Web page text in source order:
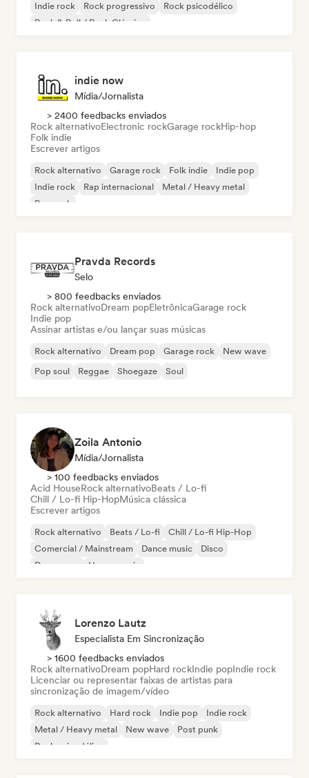
Indie rock
Rock progressivo
Rock psicodélico
Rock & Roll / Rock Clássico
indie now
Mídia/Jornalista
> 2400 feedbacks enviados
Rock alternativoElectronic rockGarage rockHip-hop
Folk indie
Escrever artigos
Rock alternativo Garage rock Folk indie
Indie pop
Indie rock
Rap internacional
Metal / Heavy metal
Pop rock
Pravda Records
Selo
> 800 feedbacks enviados
Rock alternativoDream popEletrônicaGarage rock
Indie pop
Assinar artistas e/ou lançar suas músicas
Rock alternativo Dream pop Garage rock
New wave
Pop soul
Reggae Shoegaze Soul
Zoila Antonio
Mídia/Jornalista
> 100 feedbacks enviados
Acid HouseRock alternativoBeats / Lo-fi
Chill / Lo-fi Hip-HopMúsica clássica
Escrever artigos
Rock alternativo Beats / Lo-fi
Chill / Lo-fi Hip-Hop
Comercial / Mainstream
Dance music
Disco
Dream pop
House music
Lorenzo Lautz
Especialista Em Sincronização
> 1600 feedbacks enviados
Rock alternativoDream popHard rockIndie popIndie rock
Licenciar ou representar faixas de artistas para
sincronização de imagem/vídeo
Rock alternativo Hard rock Indie pop
Indie rock
Metal / Heavy metal
New wave
Post punk
Rock psicodélico